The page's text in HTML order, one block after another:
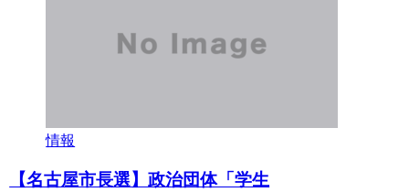
情報
【名古屋市長選】政治団体「学生